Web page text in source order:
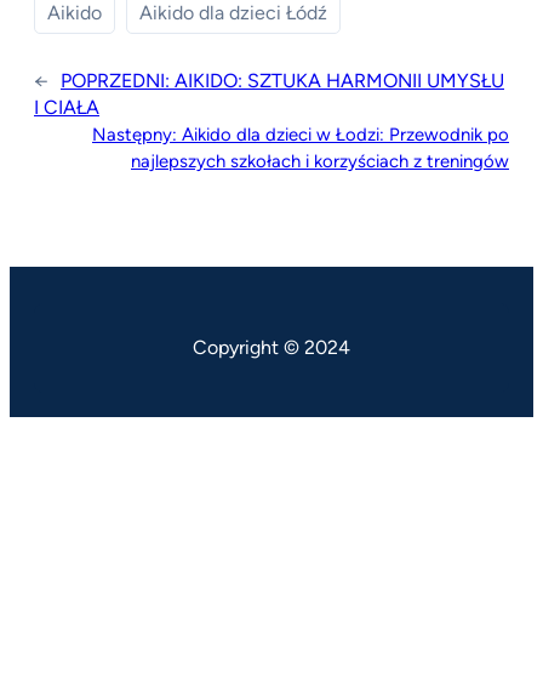
Aikido Aikido dla dzieci Łódź
← POPRZEDNI: AIKIDO: SZTUKA HARMONII UMYSŁU
I CIAŁA
Następny: Aikido dla dzieci w Łodzi: Przewodnik po
najlepszych szkołach i korzyściach z treningów
Copyright © 2024